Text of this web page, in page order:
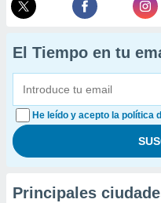
El Tiempo en tu
He leído y acepto la política
Principales